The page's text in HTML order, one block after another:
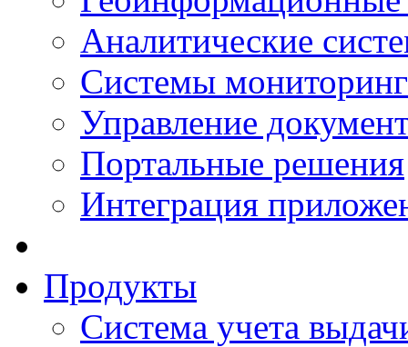
Аналитические
Системы
Управление
Портальные решения
Интеграция
Продукты
Система учета